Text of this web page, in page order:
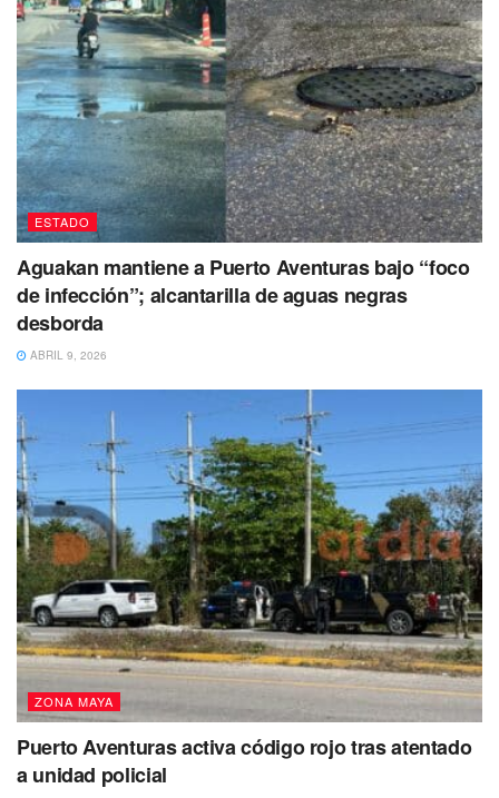
Las autoridades de esta corporaciónse encargarán de
determinar su situación legal por lo cometido.
Afortunadamente solo hubo pérdidas materiales y ninguna
vida que lamentar.
ESTADO
Aguakan mantiene a Puerto Aventuras bajo “foco
de infección”; alcantarilla de aguas negras
desborda
ABRIL 9, 2026
ZONA MAYA
Puerto Aventuras activa código rojo tras atentado
a unidad policial